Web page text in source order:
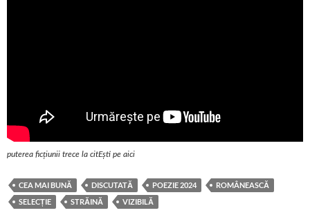
puterea ficțiunii trece la citEști pe aici
CEA MAI BUNĂ DISCUTATĂ POEZIE 2024
ROMÂNEASCĂ
SELECȚIE
STRĂINĂ VIZIBILĂ